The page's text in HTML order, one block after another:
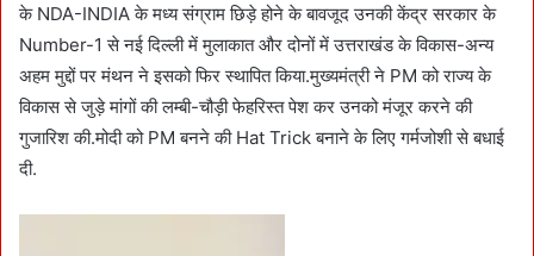
के NDA-INDIA के मध्य संग्राम छिड़े होने के बावजूद उनकी केंद्र सरकार के
Number-1 से नई दिल्ली में मुलाकात और दोनों में उत्तराखंड के विकास-अन्य
अहम मुद्दों पर मंथन ने इसको फिर स्थापित किया.मुख्यमंत्री ने PM को राज्य के
विकास से जुड़े मांगों की लम्बी-चौड़ी फेहरिस्त पेश कर उनको मंजूर करने की
गुजारिश की.मोदी को PM बनने की Hat Trick बनाने के लिए गर्मजोशी से बधाई
दी.